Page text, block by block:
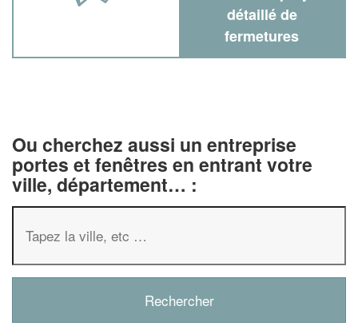
détaillé de
fermetures
Ou cherchez aussi un entreprise
portes et fenêtres en entrant votre
ville, département… :